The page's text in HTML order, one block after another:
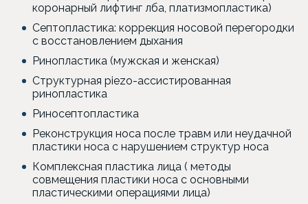
коронарный лифтинг лба, платизмопластика)
Септопластика: коррекция носовой перегородки
с восстановлением дыхания
Ринопластика (мужская и женская)
Структурная piezo-ассистированная
ринопластика
Риносептопластика
Реконструкция носа после травм или неудачной
пластики носа с нарушением структур носа
Комплексная пластика лица ( методы
совмещения пластики носа с основными
пластическими операциями лица)